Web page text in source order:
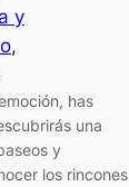
y
has
una
y
los rincones